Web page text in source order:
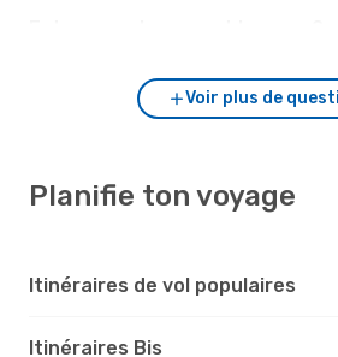
Voir plus de
Planifie ton voyage
Itinéraires de vol populaires
Itinéraires Bis